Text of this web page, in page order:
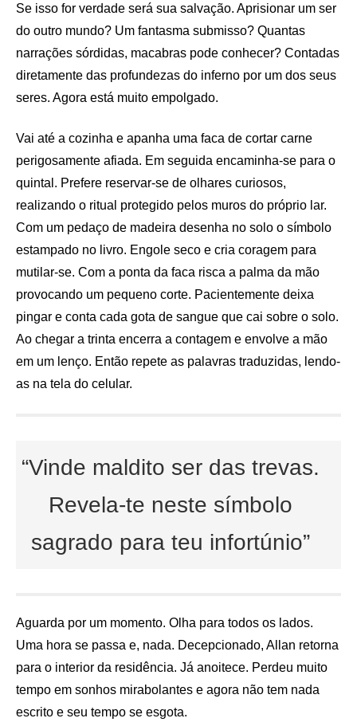
Se isso for verdade será sua salvação. Aprisionar um ser
do outro mundo? Um fantasma submisso? Quantas
narrações sórdidas, macabras pode conhecer? Contadas
diretamente das profundezas do inferno por um dos seus
seres. Agora está muito empolgado.
Vai até a cozinha e apanha uma faca de cortar carne
perigosamente afiada. Em seguida encaminha-se para o
quintal. Prefere reservar-se de olhares curiosos,
realizando o ritual protegido pelos muros do próprio lar.
Com um pedaço de madeira desenha no solo o símbolo
estampado no livro. Engole seco e cria coragem para
mutilar-se. Com a ponta da faca risca a palma da mão
provocando um pequeno corte. Pacientemente deixa
pingar e conta cada gota de sangue que cai sobre o solo.
Ao chegar a trinta encerra a contagem e envolve a mão
em um lenço. Então repete as palavras traduzidas, lendo-
as na tela do celular.
“Vinde maldito ser das trevas.
Revela-te neste símbolo
sagrado para teu infortúnio”
Aguarda por um momento. Olha para todos os lados.
Uma hora se passa e, nada. Decepcionado, Allan retorna
para o interior da residência. Já anoitece. Perdeu muito
tempo em sonhos mirabolantes e agora não tem nada
escrito e seu tempo se esgota.